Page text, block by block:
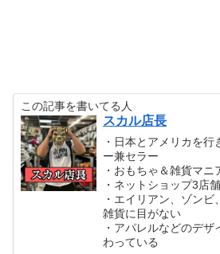
この記事を書いてる人
スカル店長
・日本とアメリカを
ー兼セラー
・おもちゃ＆雑貨マニ
・ネットショップ3店
・エイリアン、ゾン
雑貨に目がない
・アパレルなどのデ
わっている